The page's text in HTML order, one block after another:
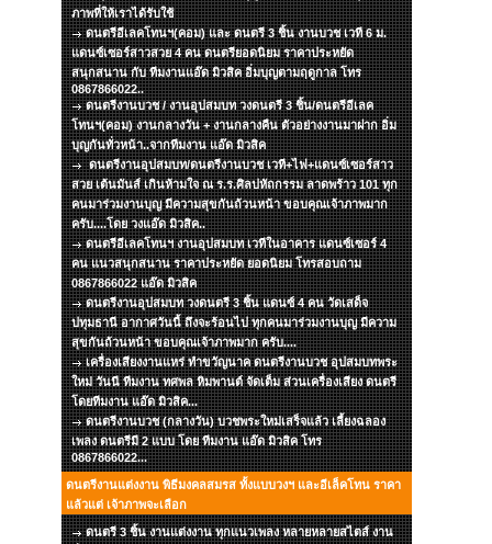
ภาพที่ให้เราได้รับใช้
ดนตรีอีเลคโทนฯ(คอม) และ ดนตรี 3 ชิ้น งานบวช เวที 6 ม.
แดนซ์เซอร์สาวสวย 4 คน ดนตรียอดนิยม ราคาประหยัด
สนุกสนาน กับ ทีมงานแอ๊ด มิวสิค อิ่มบุญตามฤดูกาล โทร
0867866022..
ดนตรีงานบวช / งานอุปสมบท วงดนตรี 3 ชิ้น/ดนตรีอีเลค
โทนฯ(คอม) งานกลางวัน + งานกลางคืน ตัวอย่างงานมาฝาก อิ่ม
บุญกันทั่วหน้า..จากทีมงาน แอ๊ด มิวสิค
ดนตรีงานอุปสมบท/ดนตรีงานบวช เวที+ไฟ+แดนซ์เซอร์สาว
สวย เต้นมันส์ เกินห้ามใจ ณ ร.ร.ศิลปหัถกรรม ลาดพร้าว 101 ทุก
คนมาร่วมงานบุญ มีความสุขกันถ้วนหน้า ขอบคุณเจ้าภาพมาก
ครับ....โดย วงแอ๊ด มิวสิค..
ดนตรีอีเลคโทนฯ งานอุปสมบท เวทีในอาคาร แดนซ์เซอร์ 4
คน แนวสนุกสนาน ราคาประหยัด ยอดนิยม โทรสอบถาม
0867866022 แอ๊ด มิวสิค
ดนตรีงานอุปสมบท วงดนตรี 3 ชิ้น แดนซ์ 4 คน วัดเสด็จ
ปทุมธานี อากาศวันนี้ ถึงจะร้อนไป ทุกคนมาร่วมงานบุญ มีความ
สุขกันถ้วนหน้า ขอบคุณเจ้าภาพมาก ครับ....
เครื่องเสียงงานแหร่ ทำขวัญนาค ดนตรีงานบวช อุปสมบทพระ
ใหม่ วันนี ทีมงาน ทศพล หิมพานต์ จัดเต็ม ส่วนเครื่องเสียง ดนตรี
โดยทีมงาน แอ๊ด มิวสิค...
ดนตรีงานบวช (กลางวัน) บวชพระใหม่เสร็จแล้ว เลี้ยงฉลอง
เพลง ดนตรีมี 2 แบบ โดย ทีมงาน แอ๊ด มิวสิค โทร
0867866022...
ดนตรีงานแต่งงาน พิธีมงคลสมรส ทั้งแบบวงฯ และอีเล็คโทน ราคา
แล้วแต่ เจ้าภาพจะเลือก
ดนตรี 3 ชิ้น งานแต่งงาน ทุกแนวเพลง หลายหลายสไตส์ งาน